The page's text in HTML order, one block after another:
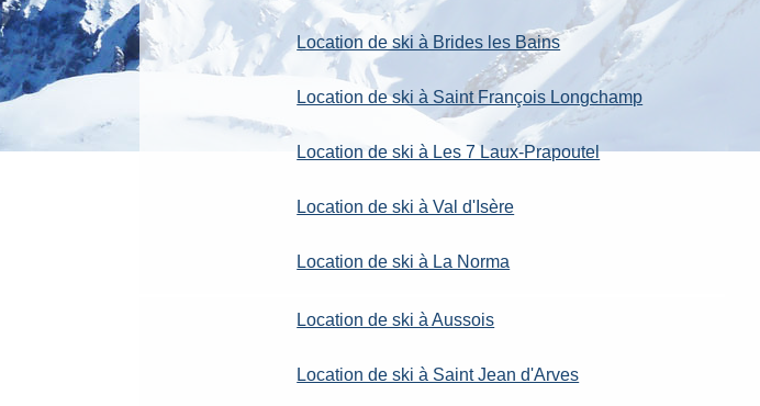
Location de ski à Brides les Bains
Location de ski à Saint François Longchamp
Location de ski à Les 7 Laux-Prapoutel
Location de ski à Val d'Isère
Location de ski à La Norma
Location de ski à Aussois
Location de ski à Saint Jean d'Arves